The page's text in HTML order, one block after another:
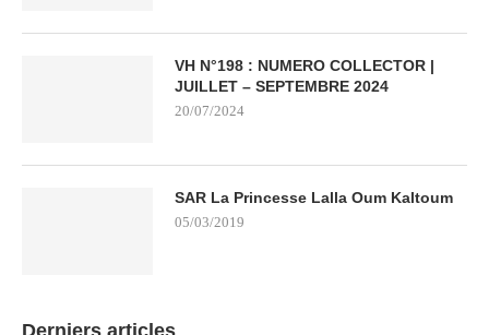
VH N°198 : NUMERO COLLECTOR |
JUILLET – SEPTEMBRE 2024
20/07/2024
SAR La Princesse Lalla Oum Kaltoum
05/03/2019